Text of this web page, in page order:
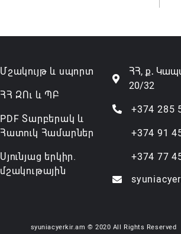
Մշակույթ և սպորտ
ՀՀ ԶՈւ և ՊԲ
PDF Տարբերակ և
Հատուկ Համարներ
Սյունյաց երկիր.
մշակութային
ՀՀ, ք․
20/32
+374 285
+374 91
+374 77
syuniacyerkir.am © 2020 All Rights Reserved